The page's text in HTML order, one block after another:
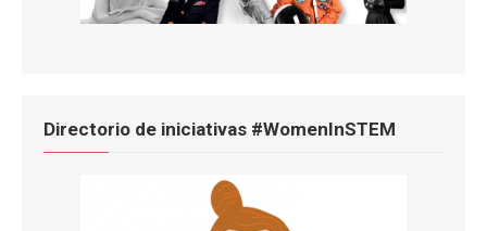
Directorio de iniciativas #WomenInSTEM